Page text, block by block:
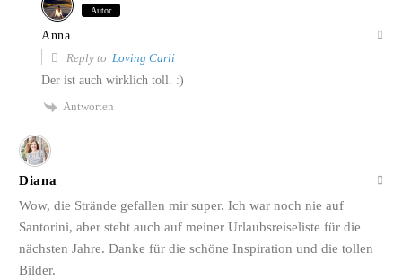
Autor
Anna
Reply to Loving Carli
Der ist auch wirklich toll. :)
Antworten
Diana
Wow, die Strände gefallen mir super. Ich war noch nie auf
Santorini, aber steht auch auf meiner Urlaubsreiseliste für die
nächsten Jahre. Danke für die schöne Inspiration und die tollen
Bilder.